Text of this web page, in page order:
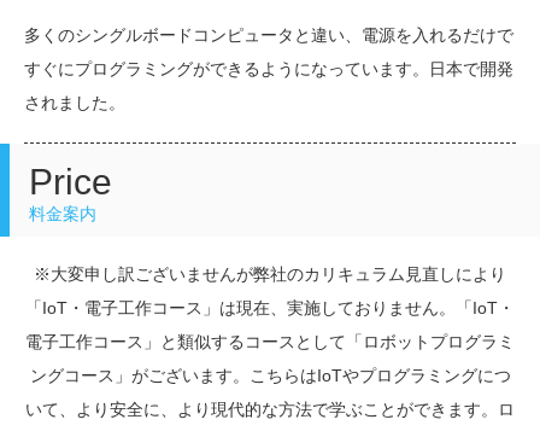
多くのシングルボードコンピュータと違い、電源を入れるだけで
すぐにプログラミングができるようになっています。日本で開発
されました。
Price
料金案内
※大変申し訳ございませんが弊社のカリキュラム見直しにより
「IoT・電子工作コース」は現在、実施しておりません。「IoT・
電子工作コース」と類似するコースとして「ロボットプログラミ
ングコース」がございます。こちらはIoTやプログラミングにつ
いて、より安全に、より現代的な方法で学ぶことができます。ロ